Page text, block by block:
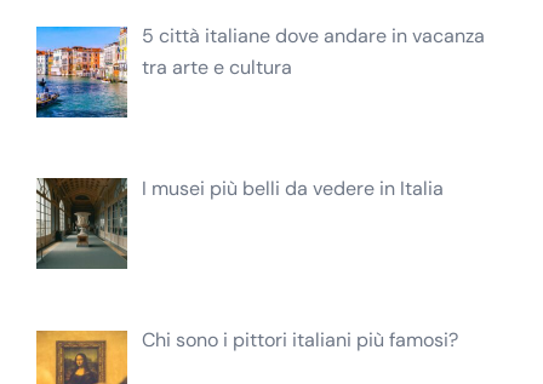
5 città italiane dove andare in vacanza
tra arte e cultura
I musei più belli da vedere in Italia
Chi sono i pittori italiani più famosi?